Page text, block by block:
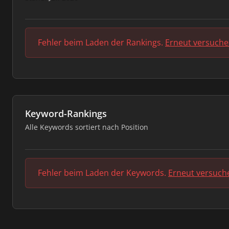
Fehler beim Laden der Rankings. Erneut
Keyword-Rankings
Alle Keywords sortiert nach Position
Fehler beim Laden der Keywords. Erneut